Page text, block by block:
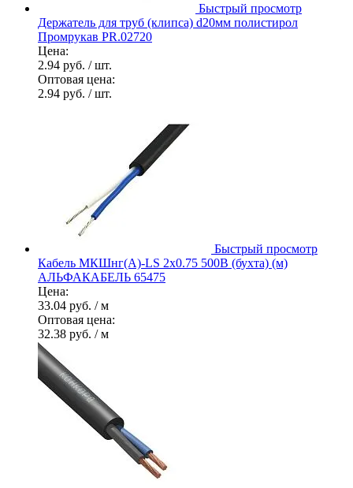
Быстрый просмотр
Держатель для труб (клипса) d20мм полистирол
Промрукав PR.02720
Цена:
2.94 руб. / шт.
Оптовая цена:
2.94 руб. / шт.
Быстрый просмотр
Кабель МКШнг(А)-LS 2х0.75 500В (бухта) (м)
АЛЬФАКАБЕЛЬ 65475
Цена:
33.04 руб. / м
Оптовая цена:
32.38 руб. / м